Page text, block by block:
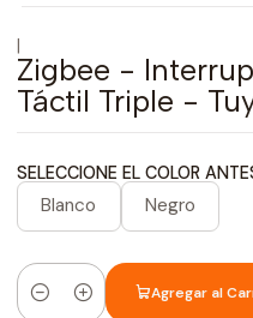
|
Zigbee -
Táctil Triple -
SELECCIONE EL COLOR
Blanco Negro
Cantidad
Agregar al